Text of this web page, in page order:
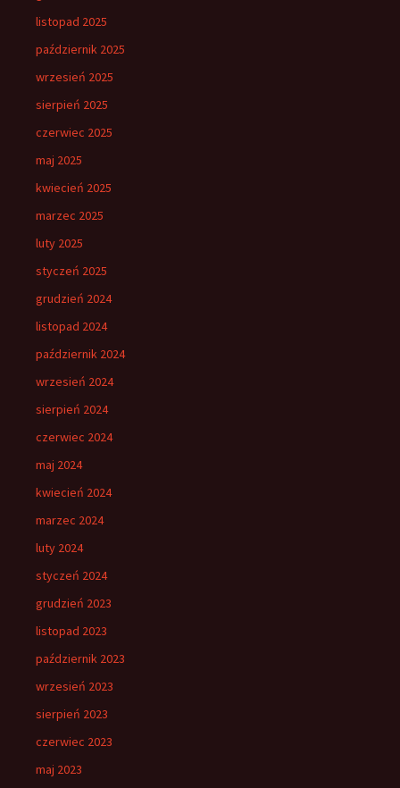
listopad 2025
październik 2025
wrzesień 2025
sierpień 2025
czerwiec 2025
maj 2025
kwiecień 2025
marzec 2025
luty 2025
styczeń 2025
grudzień 2024
listopad 2024
październik 2024
wrzesień 2024
sierpień 2024
czerwiec 2024
maj 2024
kwiecień 2024
marzec 2024
luty 2024
styczeń 2024
grudzień 2023
listopad 2023
październik 2023
wrzesień 2023
sierpień 2023
czerwiec 2023
maj 2023